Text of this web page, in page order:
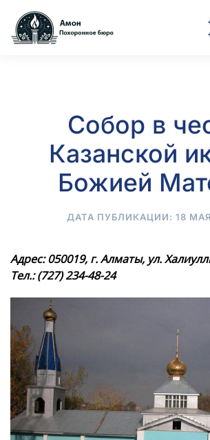
Skip to main content
Собор в
Казанской
Божией
ДАТА ПУБЛИКАЦИИ: 18
Адрес: 050019, г. Алматы, ул.
Тел.: (727) 234-48-24